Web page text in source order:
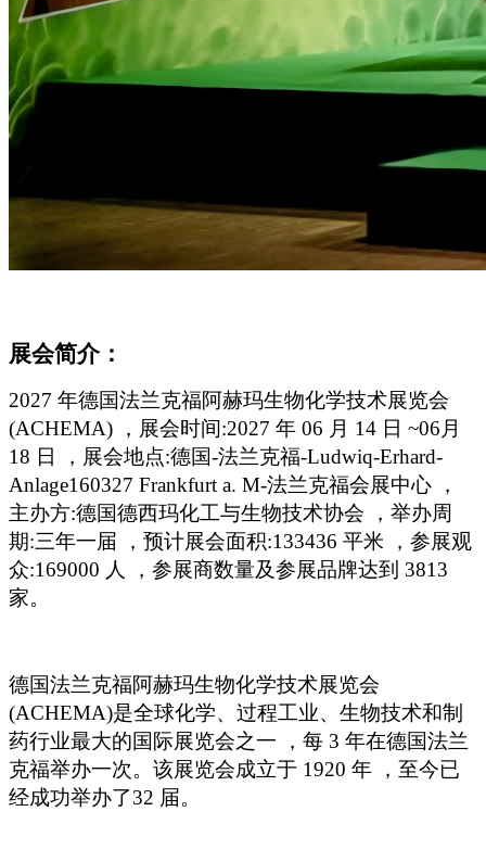
展会简介：
2027 年德国法兰克福阿赫玛生物化学技术展览会
(ACHEMA) ，展会时间:2027 年 06 月 14 日 ~06月
18 日 ，展会地点:德国-法兰克福-Ludwiq-Erhard-
Anlage160327 Frankfurt a. M-法兰克福会展中心 ，
主办方:德国德西玛化工与生物技术协会 ，举办周
期:三年一届 ，预计展会面积:133436 平米 ，参展观
众:169000 人 ，参展商数量及参展品牌达到 3813
家。
德国法兰克福阿赫玛生物化学技术展览会
(ACHEMA)是全球化学、过程工业、生物技术和制
药行业最大的国际展览会之一 ，每 3 年在德国法兰
克福举办一次。该展览会成立于 1920 年 ，至今已
经成功举办了32 届。